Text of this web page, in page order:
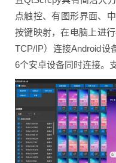
点触控、有图形界面、
按键映射，在电脑上进
TCP/IP）连接Android设
6个安卓设备同时连接。